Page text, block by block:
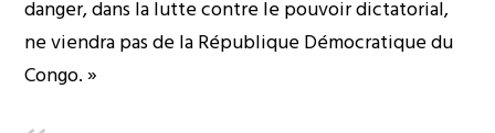
danger, dans la lutte contre le pouvoir dictatorial,
ne viendra pas de la République Démocratique du
Congo. »